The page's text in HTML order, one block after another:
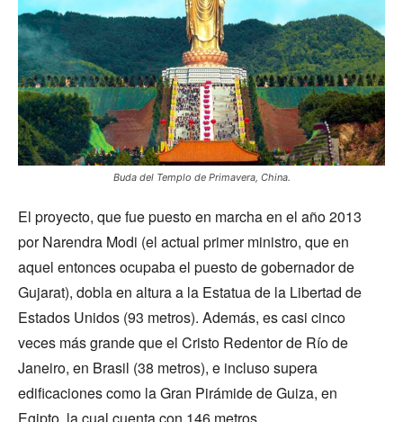
Buda del Templo de Primavera, China.
El proyecto, que fue puesto en marcha en el año 2013
por Narendra Modi (el actual primer ministro, que en
aquel entonces ocupaba el puesto de gobernador de
Gujarat), dobla en altura a la Estatua de la Libertad de
Estados Unidos (93 metros). Además, es casi cinco
veces más grande que el Cristo Redentor de Río de
Janeiro, en Brasil (38 metros), e incluso supera
edificaciones como la Gran Pirámide de Guiza, en